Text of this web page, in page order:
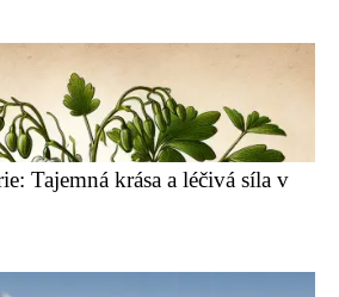
Tajemná krása a léčivá síla v